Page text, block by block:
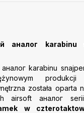
аналог karabinu
karabinu
została oparta
airsoft аналог
w